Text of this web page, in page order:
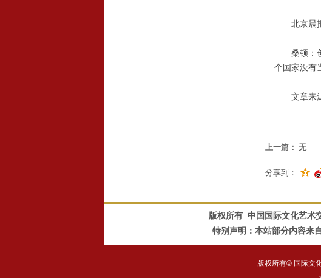
北京晨报
桑顿：创
个国家没有
文章来源
上一篇： 无
分享到：
版权所有 中国国际文化艺术
特别声明：本站部分内容来
版权所有© 国际文